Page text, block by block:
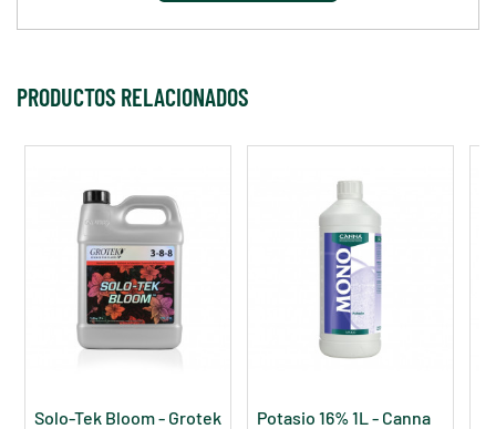
PRODUCTOS RELACIONADOS
Solo-Tek Bloom - Grotek Potasio 16% 1L - Canna